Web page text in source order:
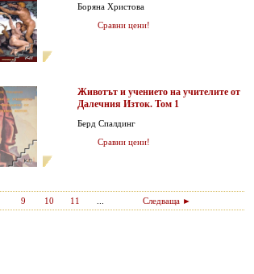
Боряна Христова
Сравни цени!
Животът и учението на учителите от
Далечния Изток. Том 1
Берд Спалдинг
Сравни цени!
9 10 11 Следваща ►